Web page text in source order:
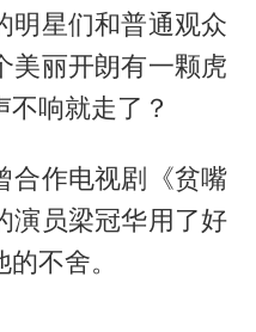
明星们和普通观众
美丽开朗有一颗虎
响就走了？
合作电视剧《贫嘴
演员梁冠华用了好
不舍。